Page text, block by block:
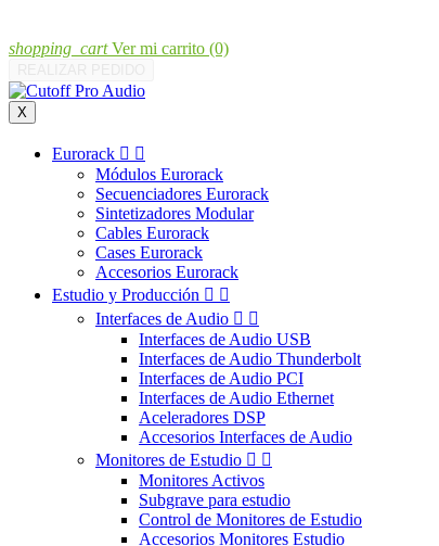
shopping_cart Ver mi carrito (0)
X
Eurorack  
Módulos Eurorack
Secuenciadores Eurorack
Sintetizadores Modular
Cables Eurorack
Cases Eurorack
Accesorios Eurorack
Estudio y Producción  
Interfaces de Audio  
Interfaces de Audio USB
Interfaces de Audio Thunderbolt
Interfaces de Audio PCI
Interfaces de Audio Ethernet
Aceleradores DSP
Accesorios Interfaces de Audio
Monitores de Estudio  
Monitores Activos
Subgrave para estudio
Control de Monitores de Estudio
Accesorios Monitores Estudio